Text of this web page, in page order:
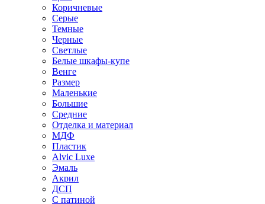
Коричневые
Серые
Темные
Черные
Светлые
Белые шкафы-купе
Венге
Размер
Маленькие
Большие
Средние
Отделка и материал
МДФ
Пластик
Alvic Luxe
Эмаль
Акрил
ДСП
С патиной